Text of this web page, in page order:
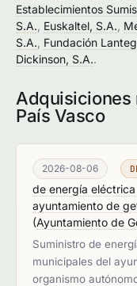
Establecimientos
S.A. Euskaltel, S.A.
S.A. Fundación
Dickinson, S.A..
Adquisiciones
País Vasco
2026-08-06
de energía
ayuntamiento de
(Ayuntamiento de
Suministro de
municipales del
organismo